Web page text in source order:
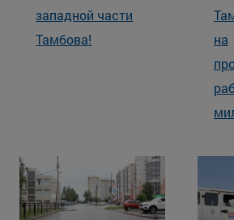
западной части
Тамбова!
на